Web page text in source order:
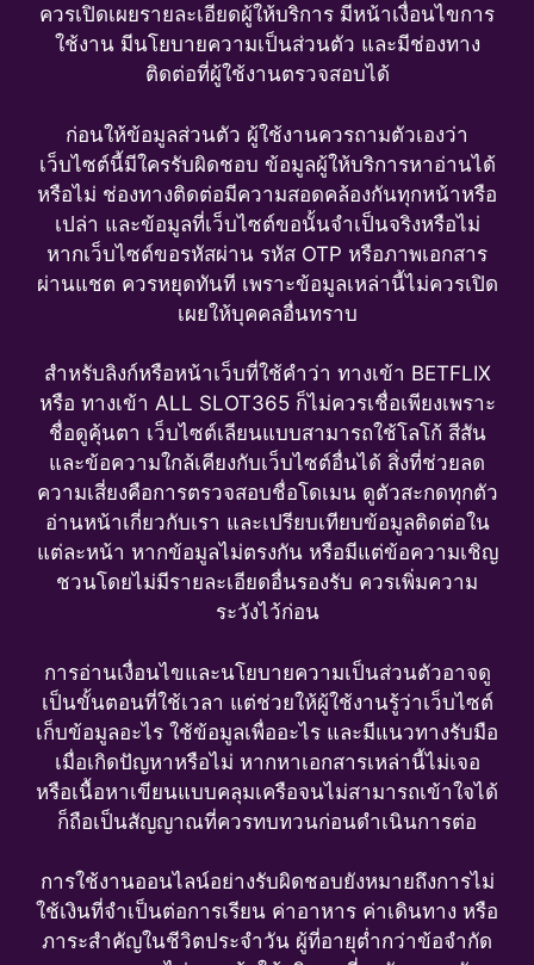
ควรเปิดเผยรายละเอียดผู้ให้บริการ มีหน้าเงื่อนไขการ
ใช้งาน มีนโยบายความเป็นส่วนตัว และมีช่องทาง
ติดต่อที่ผู้ใช้งานตรวจสอบได้
ก่อนให้ข้อมูลส่วนตัว ผู้ใช้งานควรถามตัวเองว่า
เว็บไซต์นี้มีใครรับผิดชอบ ข้อมูลผู้ให้บริการหาอ่านได้
หรือไม่ ช่องทางติดต่อมีความสอดคล้องกันทุกหน้าหรือ
เปล่า และข้อมูลที่เว็บไซต์ขอนั้นจำเป็นจริงหรือไม่
หากเว็บไซต์ขอรหัสผ่าน รหัส OTP หรือภาพเอกสาร
ผ่านแชต ควรหยุดทันที เพราะข้อมูลเหล่านี้ไม่ควรเปิด
เผยให้บุคคลอื่นทราบ
สำหรับลิงก์หรือหน้าเว็บที่ใช้คำว่า ทางเข้า BETFLIX
หรือ ทางเข้า ALL SLOT365 ก็ไม่ควรเชื่อเพียงเพราะ
ชื่อดูคุ้นตา เว็บไซต์เลียนแบบสามารถใช้โลโก้ สีสัน
และข้อความใกล้เคียงกับเว็บไซต์อื่นได้ สิ่งที่ช่วยลด
ความเสี่ยงคือการตรวจสอบชื่อโดเมน ดูตัวสะกดทุกตัว
อ่านหน้าเกี่ยวกับเรา และเปรียบเทียบข้อมูลติดต่อใน
แต่ละหน้า หากข้อมูลไม่ตรงกัน หรือมีแต่ข้อความเชิญ
ชวนโดยไม่มีรายละเอียดอื่นรองรับ ควรเพิ่มความ
ระวังไว้ก่อน
การอ่านเงื่อนไขและนโยบายความเป็นส่วนตัวอาจดู
เป็นขั้นตอนที่ใช้เวลา แต่ช่วยให้ผู้ใช้งานรู้ว่าเว็บไซต์
เก็บข้อมูลอะไร ใช้ข้อมูลเพื่ออะไร และมีแนวทางรับมือ
เมื่อเกิดปัญหาหรือไม่ หากหาเอกสารเหล่านี้ไม่เจอ
หรือเนื้อหาเขียนแบบคลุมเครือจนไม่สามารถเข้าใจได้
ก็ถือเป็นสัญญาณที่ควรทบทวนก่อนดำเนินการต่อ
การใช้งานออนไลน์อย่างรับผิดชอบยังหมายถึงการไม่
ใช้เงินที่จำเป็นต่อการเรียน ค่าอาหาร ค่าเดินทาง หรือ
ภาระสำคัญในชีวิตประจำวัน ผู้ที่อายุต่ำกว่าข้อจำกัด